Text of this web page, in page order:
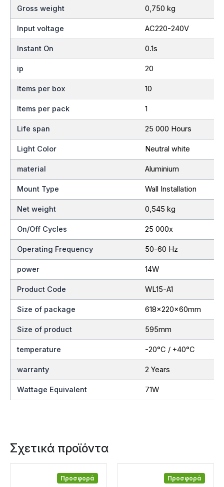
Gross weight 0,750 kg
Input voltage AC220-240V
Instant On 0.1s
ip 20
Items per box 10
Items per pack 1
Life span 25 000 Hours
Light Color Neutral white
material Aluminium
Mount Type Wall Installation
Net weight 0,545 kg
On/Off Cycles 25 000x
Operating Frequency 50-60 Hz
power 14W
Product Code WL15-A1
Size of package 618x220x60mm
Size of product 595mm
temperature -20°C / +40°C
warranty 2 Years
Wattage Equivalent 71W
Σχετικά προϊόντα
Προσφορά Προσφορά